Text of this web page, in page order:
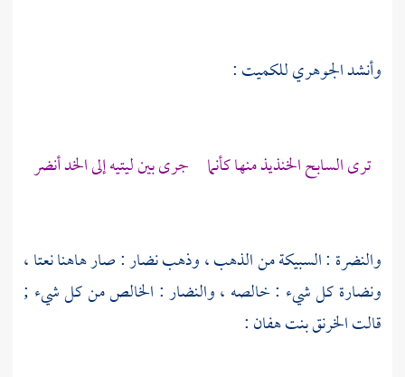
وأنشدالجوهريللكميت:
ترى السابح الخنذيذ منها كأنما جرى بين ليتيه إلى الخد أنضر
والنضرة : السبيكة من الذهب ، وذهب نضار : صار هاهنا نعتا ،
ونضارة كل شيء : خالصه ، والنضار : الخالص من كل شيء ;
قالتالخرنق بنت هفان: